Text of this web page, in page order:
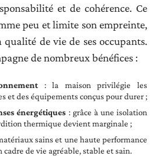
et de cohérence. Ce
peu et limite son empreinte,
de vie de ses occupants.
de nombreux bénéfices :
: la maison privilégie les
et des équipements conçus pour durer ;
énergétiques : grâce à une isolation
thermique devient marginale ;
sains et une haute performance
de vie agréable, stable et sain.